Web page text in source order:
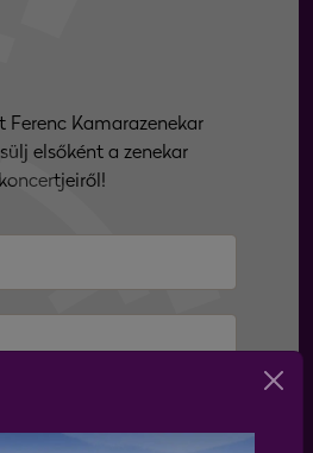
Ferenc Kamarazenekar
elsőként a zenekar